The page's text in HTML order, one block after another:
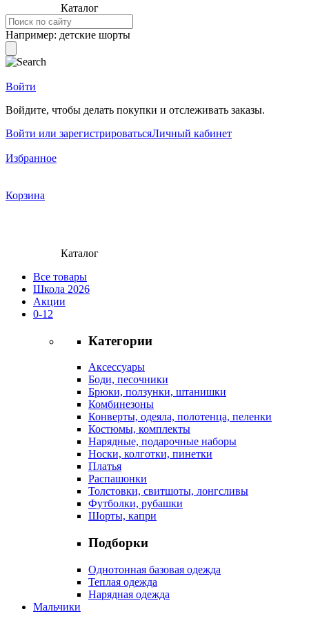
Каталог
Например: детские шорты
Войти
Войдите, чтобы делать покупки и отслеживать заказы.
Войти или зарегистрироватьсяЛичный кабинет
Избранное
Корзина
Каталог
Все товары
Школа 2026
Акции
0-12
Категории
Аксессуары
Боди, песочники
Брюки, ползунки, штанишки
Комбинезоны
Конверты, одеяла, полотенца, пеленки
Костюмы, комплекты
Нарядные, подарочные наборы
Носки, колготки, пинетки
Платья
Распашонки
Толстовки, свитшоты, лонгсливы
Футболки, рубашки
Шорты, капри
Подборки
Однотонная базовая одежда
Теплая одежда
Нарядная одежда
Мальчики